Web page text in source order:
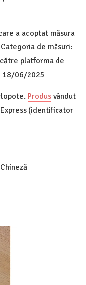
a adoptat măsura
de măsuri:
platforma de
18/06/2025
Produs vândut
(identificator